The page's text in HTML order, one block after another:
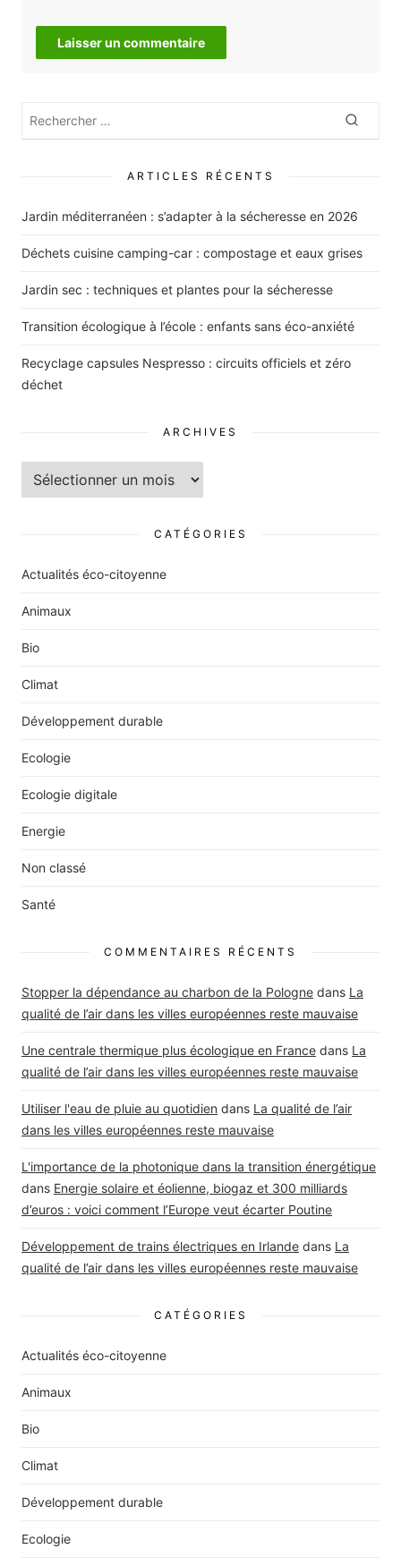
Rechercher
ARTICLES RÉCENTS
Jardin méditerranéen : s’adapter à la sécheresse en 2026
Déchets cuisine camping-car : compostage et eaux grises
Jardin sec : techniques et plantes pour la sécheresse
Transition écologique à l’école : enfants sans éco-anxiété
Recyclage capsules Nespresso : circuits officiels et zéro
déchet
ARCHIVES
Archives
CATÉGORIES
Actualités éco-citoyenne
Animaux
Bio
Climat
Développement durable
Ecologie
Ecologie digitale
Energie
Non classé
Santé
COMMENTAIRES RÉCENTS
Stopper la dépendance au charbon de la Pologne dans La
qualité de l’air dans les villes européennes reste mauvaise
Une centrale thermique plus écologique en France dans La
qualité de l’air dans les villes européennes reste mauvaise
Utiliser l'eau de pluie au quotidien dans La qualité de l’air
dans les villes européennes reste mauvaise
L'importance de la photonique dans la transition énergétique
dans Energie solaire et éolienne, biogaz et 300 milliards
d’euros : voici comment l’Europe veut écarter Poutine
Développement de trains électriques en Irlande dans La
qualité de l’air dans les villes européennes reste mauvaise
CATÉGORIES
Actualités éco-citoyenne
Animaux
Bio
Climat
Développement durable
Ecologie